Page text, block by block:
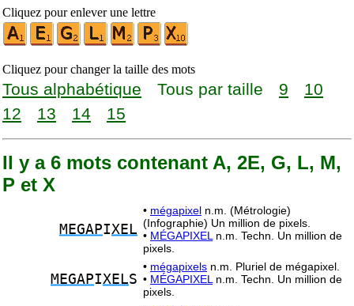
Cliquez pour enlever une lettre
Cliquez pour changer la taille des mots
Tous alphabétique Tous par taille 9
10
12
13 14 15
Il y a 6 mots contenant A, 2E, G, L, M,
P et X
MEGAPIXEL
• mégapixel n.m. (Métrologie)
(Infographie) Un million de pixels.
• MÉGAPIXEL n.m. Techn. Un million de
pixels.
MEGAPIXELS
• mégapixels n.m. Pluriel de mégapixel.
• MÉGAPIXEL n.m. Techn. Un million de
pixels.